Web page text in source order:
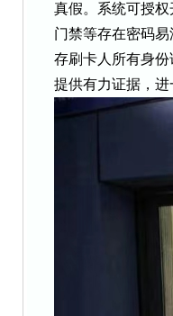
真假。系统可授
门禁等存在密码
存刷卡人所有身
提供有力证据，进